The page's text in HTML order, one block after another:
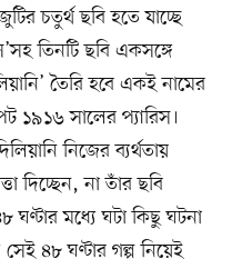
চতুর্থ ছবি হতে যাচ্ছে
তিনটি ছবি একসঙ্গে
তৈরি হবে একই নামের
১৯১৬ সালের প্যারিস।
নিজের ব্যর্থতায়
দিচ্ছেন, না তাঁর ছবি
ঘণ্টার মধ্যে ঘটা কিছু ঘটনা
৪৮ ঘণ্টার গল্প নিয়েই